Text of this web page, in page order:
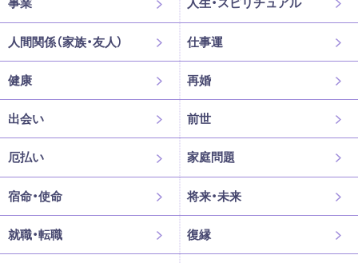
人間関係（家族・友人） 仕事運
健康 再婚
出会い 前世
厄払い 家庭問題
宿命・使命 将来・未来
就職・転職 復縁